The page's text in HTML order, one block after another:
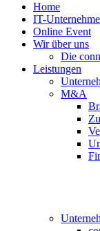
Home
IT-
Online Event
Wir über uns
Die
Leistungen
M&A